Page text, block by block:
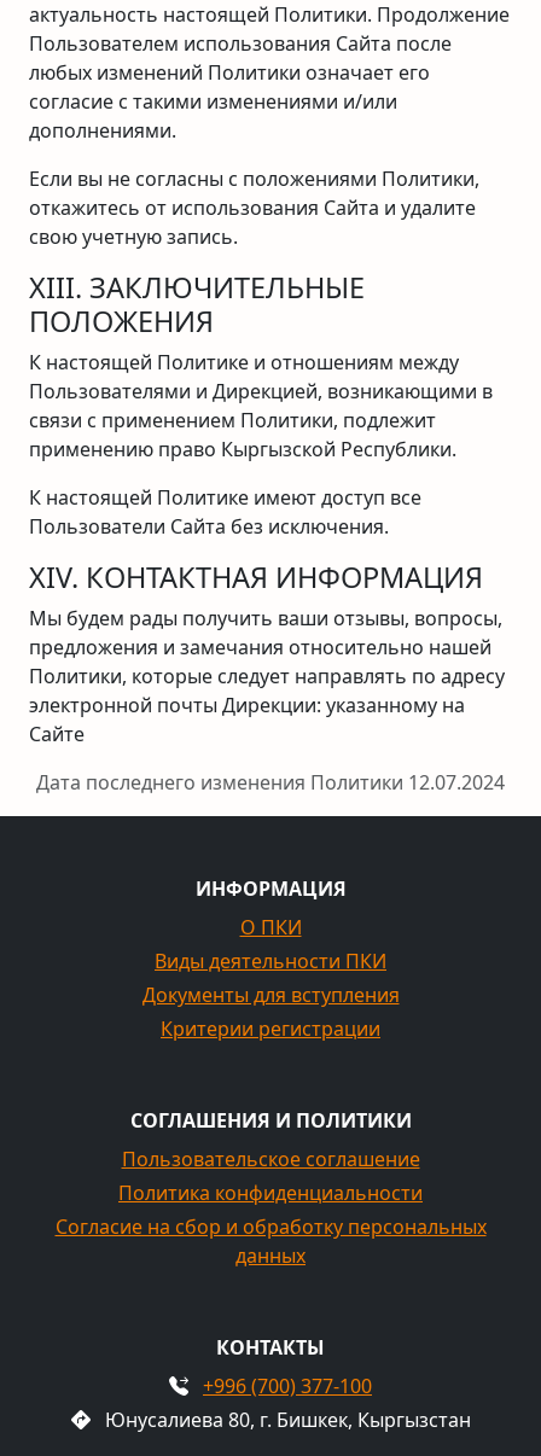
актуальность настоящей Политики. Продолжение
Пользователем использования Сайта после
любых изменений Политики означает его
согласие с такими изменениями и/или
дополнениями.
Если вы не согласны с положениями Политики,
откажитесь от использования Сайта и удалите
свою учетную запись.
XIII. ЗАКЛЮЧИТЕЛЬНЫЕ
ПОЛОЖЕНИЯ
К настоящей Политике и отношениям между
Пользователями и Дирекцией, возникающими в
связи с применением Политики, подлежит
применению право Кыргызской Республики.
К настоящей Политике имеют доступ все
Пользователи Сайта без исключения.
XIV. КОНТАКТНАЯ ИНФОРМАЦИЯ
Мы будем рады получить ваши отзывы, вопросы,
предложения и замечания относительно нашей
Политики, которые следует направлять по адресу
электронной почты Дирекции: указанному на
Сайте
Дата последнего изменения Политики 12.07.2024
ИНФОРМАЦИЯ
О ПКИ
Виды деятельности ПКИ
Документы для вступления
Критерии регистрации
СОГЛАШЕНИЯ И ПОЛИТИКИ
Пользовательское соглашение
Политика конфиденциальности
Согласие на сбор и обработку персональных
данных
КОНТАКТЫ
+996 (700) 377-100
Юнусалиева 80, г. Бишкек, Кыргызстан